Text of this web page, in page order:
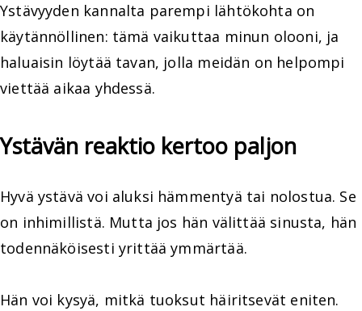
Ystävyyden kannalta parempi lähtökohta on
käytännöllinen: tämä vaikuttaa minun olooni, ja
haluaisin löytää tavan, jolla meidän on helpompi
viettää aikaa yhdessä.
Ystävän reaktio kertoo paljon
Hyvä ystävä voi aluksi hämmentyä tai nolostua. Se
on inhimillistä. Mutta jos hän välittää sinusta, hän
todennäköisesti yrittää ymmärtää.
Hän voi kysyä, mitkä tuoksut häiritsevät eniten.